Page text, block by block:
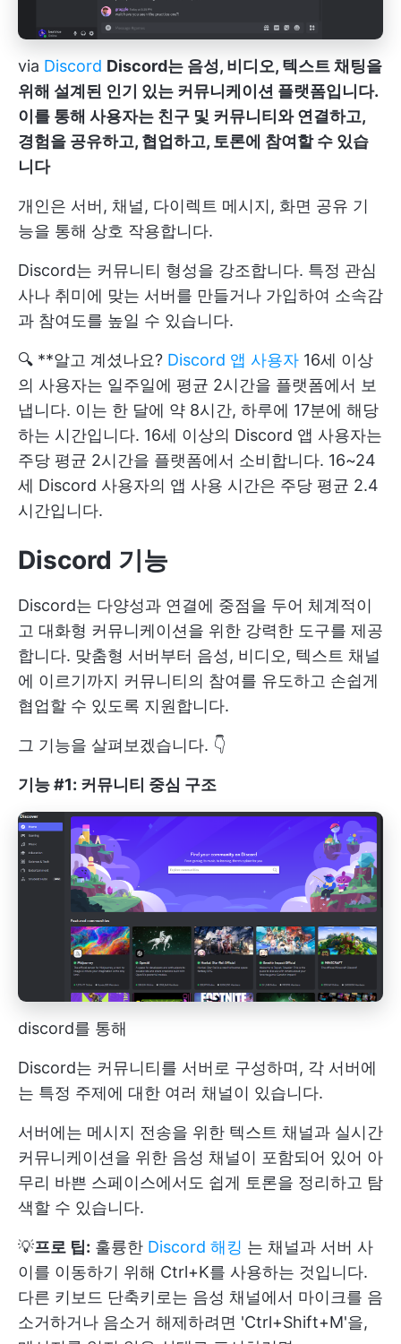
via Discord Discord는 음성, 비디오, 텍스트 채팅을
위해 설계된 인기 있는 커뮤니케이션 플랫폼입니다.
이를 통해 사용자는 친구 및 커뮤니티와 연결하고,
경험을 공유하고, 협업하고, 토론에 참여할 수 있습
니다
개인은 서버, 채널, 다이렉트 메시지, 화면 공유 기
능을 통해 상호 작용합니다.
Discord는 커뮤니티 형성을 강조합니다. 특정 관심
사나 취미에 맞는 서버를 만들거나 가입하여 소속감
과 참여도를 높일 수 있습니다.
🔍 **알고 계셨나요? Discord 앱 사용자 16세 이상
의 사용자는 일주일에 평균 2시간을 플랫폼에서 보
냅니다. 이는 한 달에 약 8시간, 하루에 17분에 해당
하는 시간입니다. 16세 이상의 Discord 앱 사용자는
주당 평균 2시간을 플랫폼에서 소비합니다. 16~24
세 Discord 사용자의 앱 사용 시간은 주당 평균 2.4
시간입니다.
Discord 기능
Discord는 다양성과 연결에 중점을 두어 체계적이
고 대화형 커뮤니케이션을 위한 강력한 도구를 제공
합니다. 맞춤형 서버부터 음성, 비디오, 텍스트 채널
에 이르기까지 커뮤니티의 참여를 유도하고 손쉽게
협업할 수 있도록 지원합니다.
그 기능을 살펴보겠습니다. 👇
기능 #1: 커뮤니티 중심 구조
discord를 통해
Discord는 커뮤니티를 서버로 구성하며, 각 서버에
는 특정 주제에 대한 여러 채널이 있습니다.
서버에는 메시지 전송을 위한 텍스트 채널과 실시간
커뮤니케이션을 위한 음성 채널이 포함되어 있어 아
무리 바쁜 스페이스에서도 쉽게 토론을 정리하고 탐
색할 수 있습니다.
💡프로 팁: 훌륭한 Discord 해킹 는 채널과 서버 사
이를 이동하기 위해 Ctrl+K를 사용하는 것입니다.
다른 키보드 단축키로는 음성 채널에서 마이크를 음
소거하거나 음소거 해제하려면 'Ctrl+Shift+M'을,